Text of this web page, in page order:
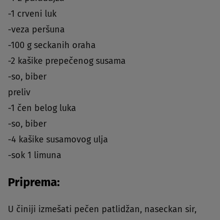
-1 crveni luk
-veza peršuna
-100 g seckanih oraha
-2 kašike prepečenog susama
-so, biber
preliv
-1 čen belog luka
-so, biber
-4 kašike susamovog ulja
-sok 1 limuna
Priprema:
U činiji izmešati pečen patlidžan, naseckan sir,